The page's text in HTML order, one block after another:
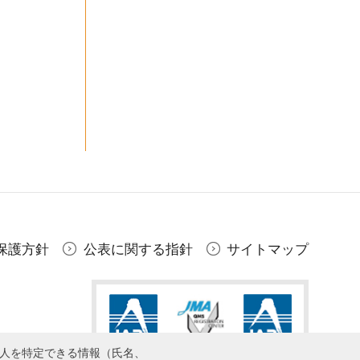
を特定できる情報（氏名、
護方針 公表に関する指針 サイトマップ